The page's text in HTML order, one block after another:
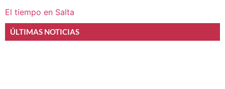
El tiempo en Salta
ÚLTIMAS NOTICIAS